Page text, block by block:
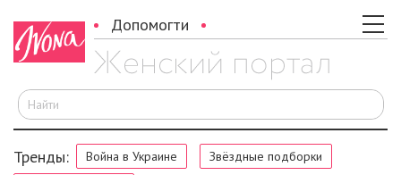
Допомогти
Тренды: Война в Украине
Звёздные подборки